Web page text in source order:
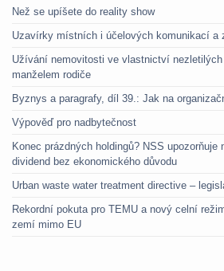
Než se upíšete do reality show
Uzavírky místních i účelových komunikací a
Užívání nemovitosti ve vlastnictví
manželem rodiče
Byznys a paragrafy, díl 39.: Jak na
Výpověď pro nadbytečnost
Konec prázdných holdingů? NSS
dividend bez ekonomického důvodu
Urban waste water treatment directive –
Rekordní pokuta pro TEMU a nový celní
zemí mimo EU